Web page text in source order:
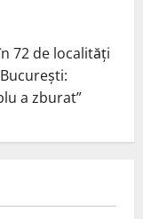
72 de localități
a zburat”